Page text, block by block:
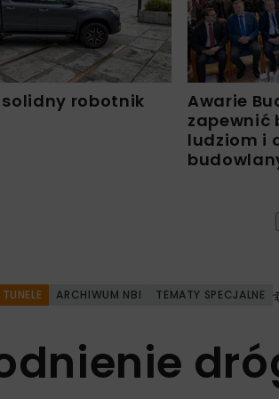
solidny robotnik
Awarie
zapewnić
ludziom i
TUNELE ARCHIWUM NBI TEMATY SPECJALNE